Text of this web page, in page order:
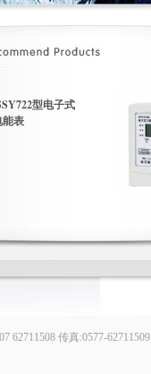
型电子式
表
62711508 传真:0577-62711509